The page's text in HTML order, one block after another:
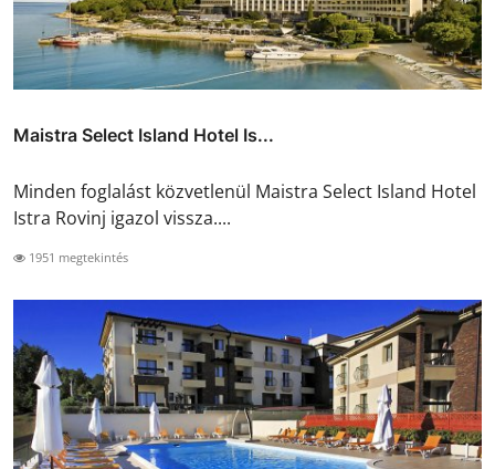
Maistra Select Island Hotel Is...
Minden foglalást közvetlenül Maistra Select Island Hotel
Istra Rovinj igazol vissza....
1951 megtekintés